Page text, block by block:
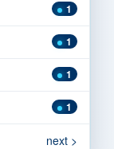
1
1
1
1
next >